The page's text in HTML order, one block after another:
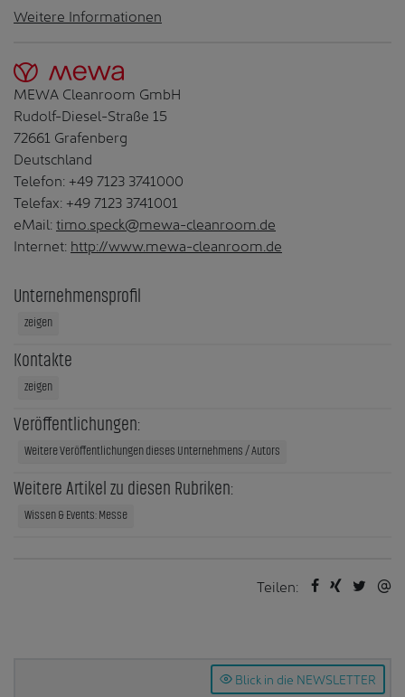
Weitere Informationen
MEWA Cleanroom GmbH
Rudolf-Diesel-Straße 15
72661 Grafenberg
Deutschland
Telefon: +49 7123 3741000
Telefax: +49 7123 3741001
eMail:timo.speck@mewa-cleanroom.de
Internet: http://www.mewa-cleanroom.de
Unternehmensprofil
zeigen
Kontakte
zeigen
Veröffentlichungen:
Weitere Veröffentlichungen dieses Unternehmens / Autors
Weitere Artikel zu diesen Rubriken:
Wissen & Events: Messe
Teilen:
Blick in die NEWSLETTER